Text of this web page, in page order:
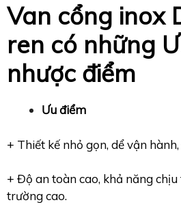
Van cổng inox
ren có những Ư
nhược điểm
Ưu điểm
+ Thiết kế nhỏ gọn, dể vận
+ Độ an toàn cao, khả năng
trường cao.